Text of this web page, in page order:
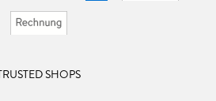
SHOPS